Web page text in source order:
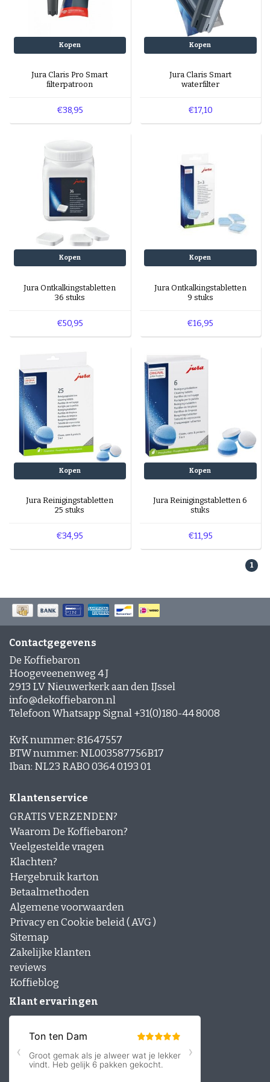
Espresso-rub
Peppermint Mocha
Cinnamon Latte
Laagjes Koffie
Nagerechten en gebak met Koffie
Kopen
Jura Claris Pro Smart
filterpatroon
€38,95
Kopen
Jura Claris Smart
waterfilter
€17,10
Kopen
Jura Ontkalkingstabletten
36 stuks
€50,95
Kopen
Jura Ontkalkingstabletten
9 stuks
€16,95
Kopen
Jura Reinigingstabletten
25 stuks
€34,95
Kopen
Jura Reinigingstabletten 6
stuks
€11,95
1
Contactgegevens
De Koffiebaron
Hoogeveenenweg 4 J
2913 LV Nieuwerkerk aan den IJssel
info@dekoffiebaron.nl
Telefoon Whatsapp Signal +31(0)180-44 8008
KvK nummer: 81647557
BTW nummer: NL003587756B17
Iban: NL23 RABO 0364 0193 01
Klantenservice
GRATIS VERZENDEN?
Waarom De Koffiebaron?
Veelgestelde vragen
Klachten?
Hergebruik karton
Betaalmethoden
Algemene voorwaarden
Privacy en Cookie beleid ( AVG )
Sitemap
Zakelijke klanten
reviews
Koffieblog
Klant ervaringen